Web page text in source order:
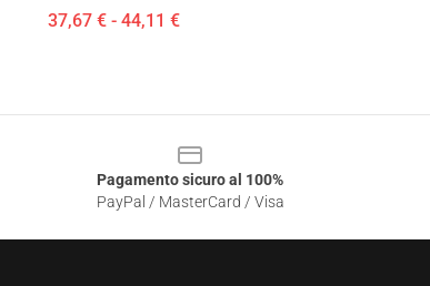
37,67 € - 44,11 €
Pagamento sicuro al 100%
PayPal / MasterCard / Visa